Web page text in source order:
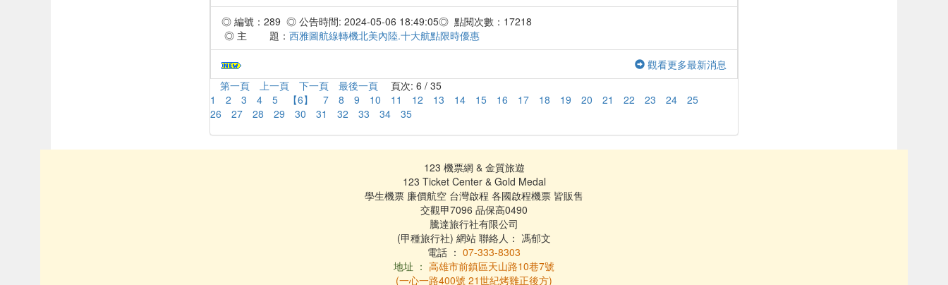
◎ 編號：289 ◎ 公告時間: 2024-05-06 18:49:05◎ 點閱次數：17218
◎ 主 題： 西雅圖航線轉機北美內陸.十大航點限時優惠
觀看更多最新消息
第一頁
上一頁 下一頁 最後一頁 頁次: 6 / 35
1
2 3 4 5 【6】 7 8 9 10 11 12 13 14 15 16 17 18 19 20 21 22 23 24
25
26
27 28 29 30 31 32 33 34 35
123 機票網 & 金質旅遊
123 Ticket Center & Gold Medal
學生機票 廉價航空 台灣啟程 各國啟程機票 皆販售
交觀甲7096 品保高0490
騰達旅行社有限公司
(甲種旅行社) 網站 聯絡人： 馮郁文
電話 ： 07-333-8303
地址 ： 高雄市前鎮區天山路10巷7號
(一心一路400號 21世紀烤雞正後方)